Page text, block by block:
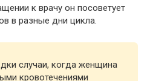
к врачу он посоветует
в разные дни цикла.
случаи, когда женщина
кровотечениями